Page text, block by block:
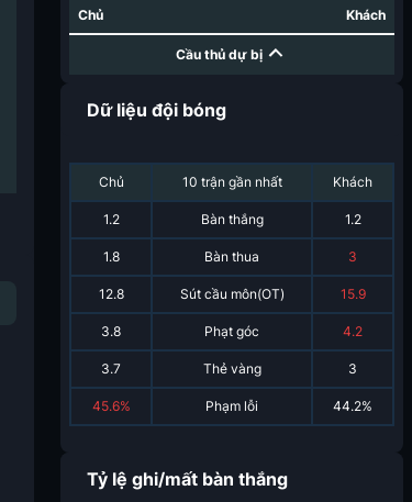
Chủ Khách
Cầu thủ dự bị
Dữ liệu đội bóng
Chủ 10 trận gần nhất Khách
1.2 Bàn thắng 1.2
1.8 Bàn thua 3
12.8 Sút cầu môn(OT) 15.9
3.8 Phạt góc 4.2
3.7 Thẻ vàng 3
45.6% Phạm lỗi 44.2%
Tỷ lệ ghi/mất bàn thắng